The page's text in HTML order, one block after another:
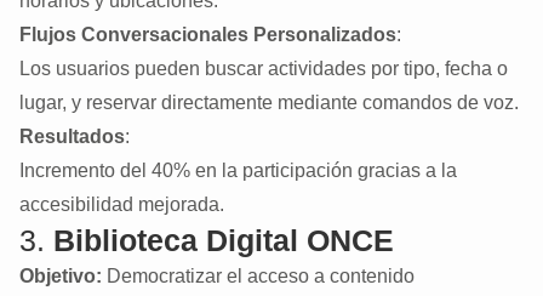
Flujos Conversacionales Personalizados:
Los usuarios pueden buscar actividades por tipo, fecha o
lugar, y reservar directamente mediante comandos de voz.
Resultados:
Incremento del 40% en la participación gracias a la
accesibilidad mejorada.
3. Biblioteca Digital ONCE
Objetivo: Democratizar el acceso a contenido